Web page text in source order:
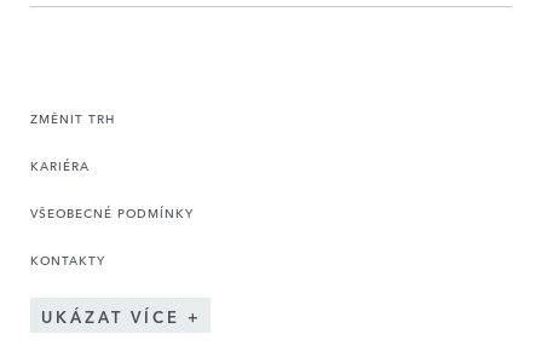
ZMĚNIT TRH
KARIÉRA
VŠEOBECNÉ PODMÍNKY
KONTAKTY
UKÁZAT VÍCE